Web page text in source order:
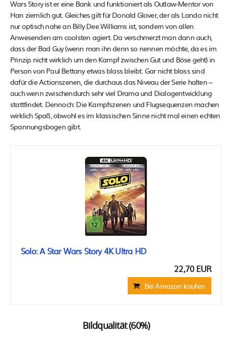
Wars Story ist er eine Bank und funktioniert als Outlaw-Mentor von
Han ziemlich gut. Gleiches gilt für Donald Glover, der als Lando nicht
nur optisch nahe an Billy Dee Williams ist, sondern von allen
Anwesenden am coolsten agiert. Da verschmerzt man dann auch,
dass der Bad Guy (wenn man ihn denn so nennen möchte, da es im
Prinzip nicht wirklich um den Kampf zwischen Gut und Böse geht) in
Person von Paul Bettany etwas blass bleibt. Gar nicht blass sind
dafür die Actionszenen, die durchaus das Niveau der Serie halten –
auch wenn zwischendurch sehr viel Drama und Dialogentwicklung
stattfindet. Dennoch: Die Kampfszenen und Flugsequenzen machen
wirklich Spaß, obwohl es im klassischen Sinne nicht mal einen echten
Spannungsbogen gibt.
Solo: A Star Wars Story 4K Ultra HD
22,70 EUR
Bei Amazon kaufen
Bildqualität (60%)